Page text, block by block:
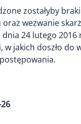
zostałyby
wezwanie
24 lutego
w jakich doszło